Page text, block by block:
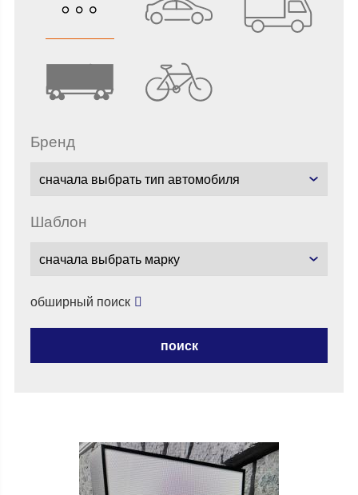
бренд
шаблон
обширный поиск
поиск